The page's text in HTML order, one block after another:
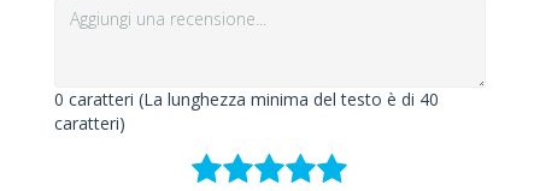
0 caratteri (La lunghezza minima del testo è di 40
caratteri)